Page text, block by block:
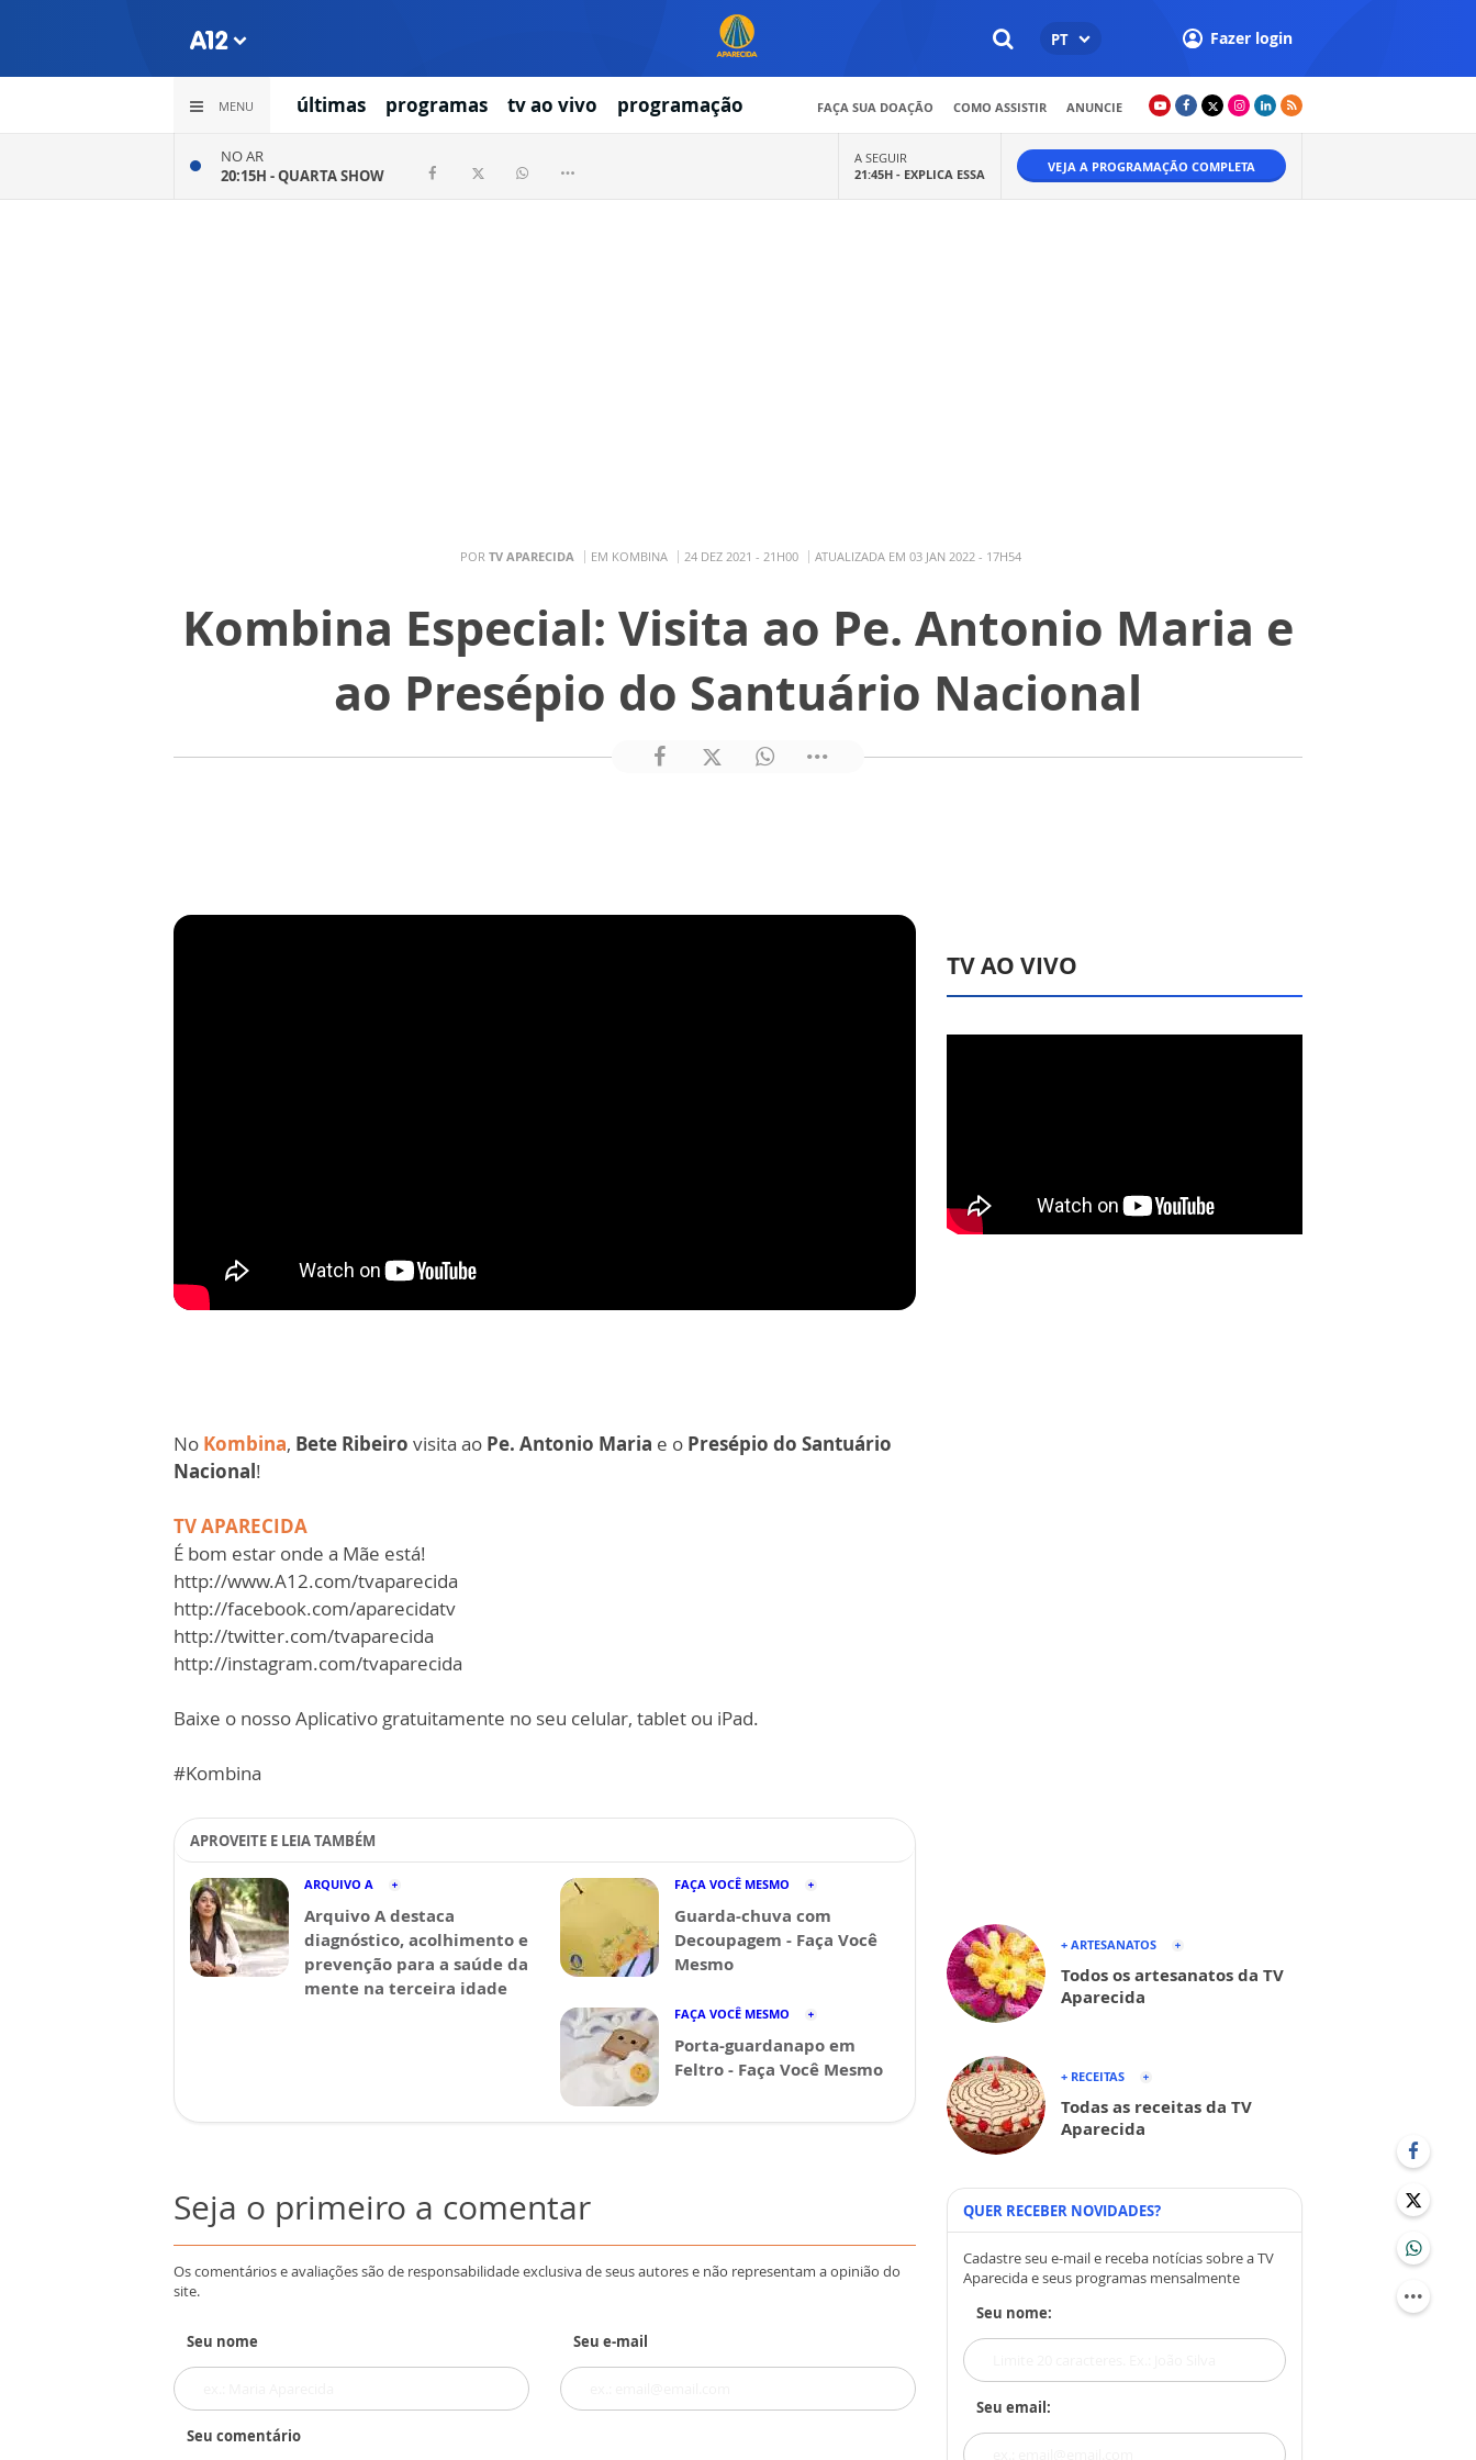
PT Fazer login
MENU últimas programas tv ao vivo programação FAÇA SUA DOAÇÃO COMO ASSISTIR ANUNCIE
NO AR
20:15H -QUARTA SHOW
A SEGUIR
21:45H - EXPLICA ESSA VEJA A PROGRAMAÇÃO COMPLETA
POR TV APARECIDA EM KOMBINA 24 DEZ 2021 - 21H00 ATUALIZADA EM 03 JAN 2022 - 17H54
Kombina Especial: Visita ao Pe. Antonio Maria e
ao Presépio do Santuário Nacional
No Kombina, Bete Ribeiro visita ao Pe. Antonio Maria e o Presépio do Santuário
Nacional!
TV APARECIDA
É bom estar onde a Mãe está!
http://www.A12.com/tvaparecida
http://facebook.com/aparecidatv
http://twitter.com/tvaparecida
http://instagram.com/tvaparecida
Baixe o nosso Aplicativo gratuitamente no seu celular, tablet ou iPad.
#Kombina
APROVEITE E LEIA TAMBÉM
ARQUIVO A
Arquivo A destaca
diagnóstico, acolhimento e
prevenção para a saúde da
mente na terceira idade
FAÇA VOCÊ MESMO
Guarda-chuva com
Decoupagem - Faça Você
Mesmo
FAÇA VOCÊ MESMO
Porta-guardanapo em
Feltro - Faça Você Mesmo
Seja o primeiro a comentar
Os comentários e avaliações são de responsabilidade exclusiva de seus autores e não representam a opinião do
site.
Seu nome Seu e-mail
Seu comentário
TV AO VIVO
+ ARTESANATOS
Todos os artesanatos da TV
Aparecida
+ RECEITAS
Todas as receitas da TV
Aparecida
QUER RECEBER NOVIDADES?
Cadastre seu e-mail e receba notícias sobre a TV
Aparecida e seus programas mensalmente
Seu nome:
Seu email: